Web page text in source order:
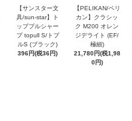
【サンスター文
具/sun-star】ト
ッププルシャー
プ topull S/トプ
ルS (ブラック)
396円(税36円)
【PELIKAN/ペリ
カン】クラシッ
ク M200 オレン
ジデライト (EF/
極細)
21,780円(税1,98
0円)